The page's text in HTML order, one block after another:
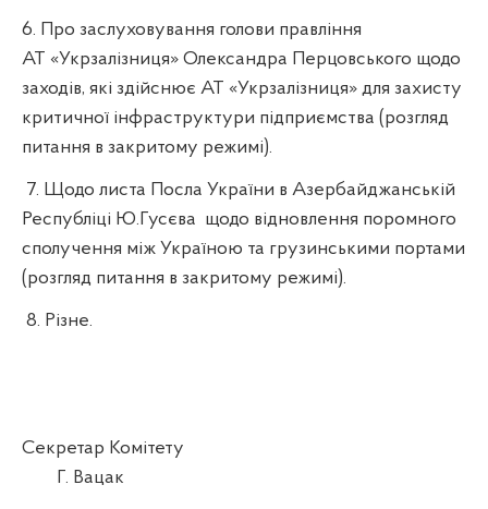
6. Про заслуховування голови правління
АТ «Укрзалізниця» Олександра Перцовського щодо
заходів, які здійснює АТ «Укрзалізниця» для захисту
критичної інфраструктури підприємства (розгляд
питання в закритому режимі).
7. Щодо листа Посла України в Азербайджанській
Республіці Ю.Гусєва щодо відновлення поромного
сполучення між Україною та грузинськими портами
(розгляд питання в закритому режимі).
8. Різне.
Секретар Комітету
Г. Вацак